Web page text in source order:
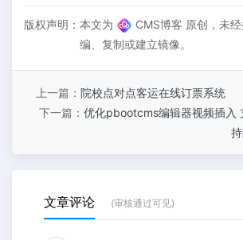
版权声明： 本文为
CMS博客 原创，未
编、复制或建立镜像。
上一篇： 院校点对点客运在线订票系统
下一篇： 优化pbootcms编辑器视频插入
文章评论 (审核通过可见)